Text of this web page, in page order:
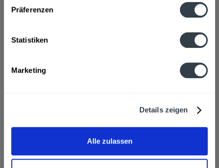
Präferenzen
Statistiken
Marketing
Details zeigen
Alle zulassen
"Puschkin Vodka 3l"
Fragen zum Artikel?
Hersteller
Puschkin International GmbH, D-10117 Berlin
37,5% vol
Puschkin Vodka 3l wird in den folgenden Regionen,
Städten, Orten und Postleitzahl-Gebieten geliefert